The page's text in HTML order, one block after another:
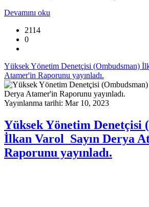
Devamını oku
2114
0
Yüksek Yönetim Denetçisi (Ombudsman)
Atamer'in Raporunu yayınladı.
Yayınlanma tarihi: Mar 10, 2023
Yüksek Yönetim Denetçisi
İlkan Varol Sayın Derya
Raporunu yayınladı.